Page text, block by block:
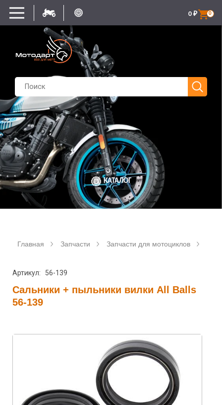
0
0 ₽
КАТАЛОГ
Главная Запчасти Запчасти для мотоциклов
Артикул: 56-139
Сальники + пыльники вилки All Balls
56-139